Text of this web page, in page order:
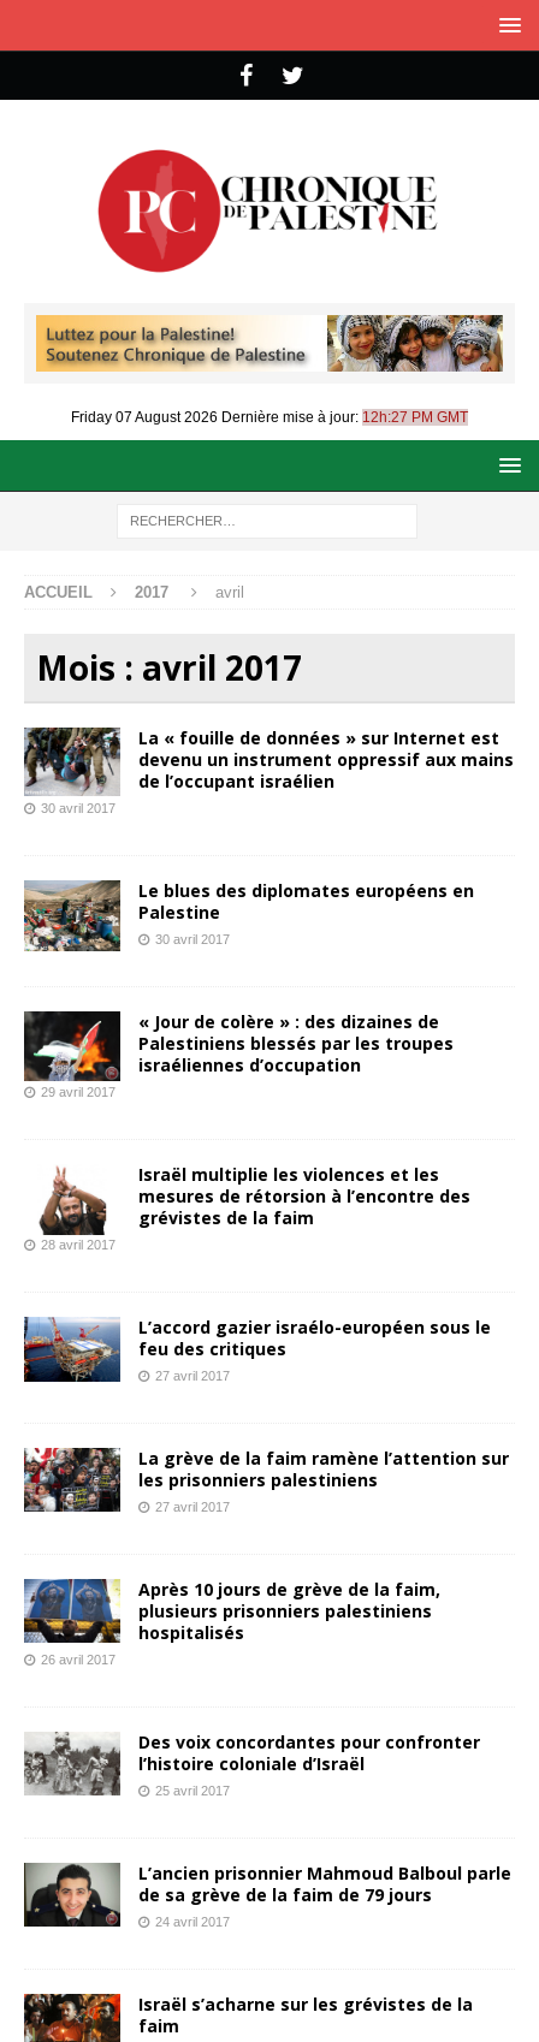
Friday 07 August 2026 Dernière mise à jour: 12h:27 PM GMT
ACCUEIL 2017 avril
Mois : avril 2017
La « fouille de données » sur Internet est
devenu un instrument oppressif aux mains
de l’occupant israélien
30 avril 2017
Le blues des diplomates européens en
Palestine
30 avril 2017
« Jour de colère » : des dizaines de
Palestiniens blessés par les troupes
israéliennes d’occupation
29 avril 2017
Israël multiplie les violences et les
mesures de rétorsion à l’encontre des
grévistes de la faim
28 avril 2017
L’accord gazier israélo-européen sous le
feu des critiques
27 avril 2017
La grève de la faim ramène l’attention sur
les prisonniers palestiniens
27 avril 2017
Après 10 jours de grève de la faim,
plusieurs prisonniers palestiniens
hospitalisés
26 avril 2017
Des voix concordantes pour confronter
l’histoire coloniale d’Israël
25 avril 2017
L’ancien prisonnier Mahmoud Balboul parle
de sa grève de la faim de 79 jours
24 avril 2017
Israël s’acharne sur les grévistes de la
faim